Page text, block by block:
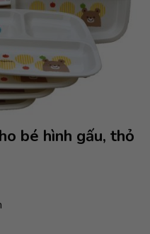
bé hình gấu, thỏ